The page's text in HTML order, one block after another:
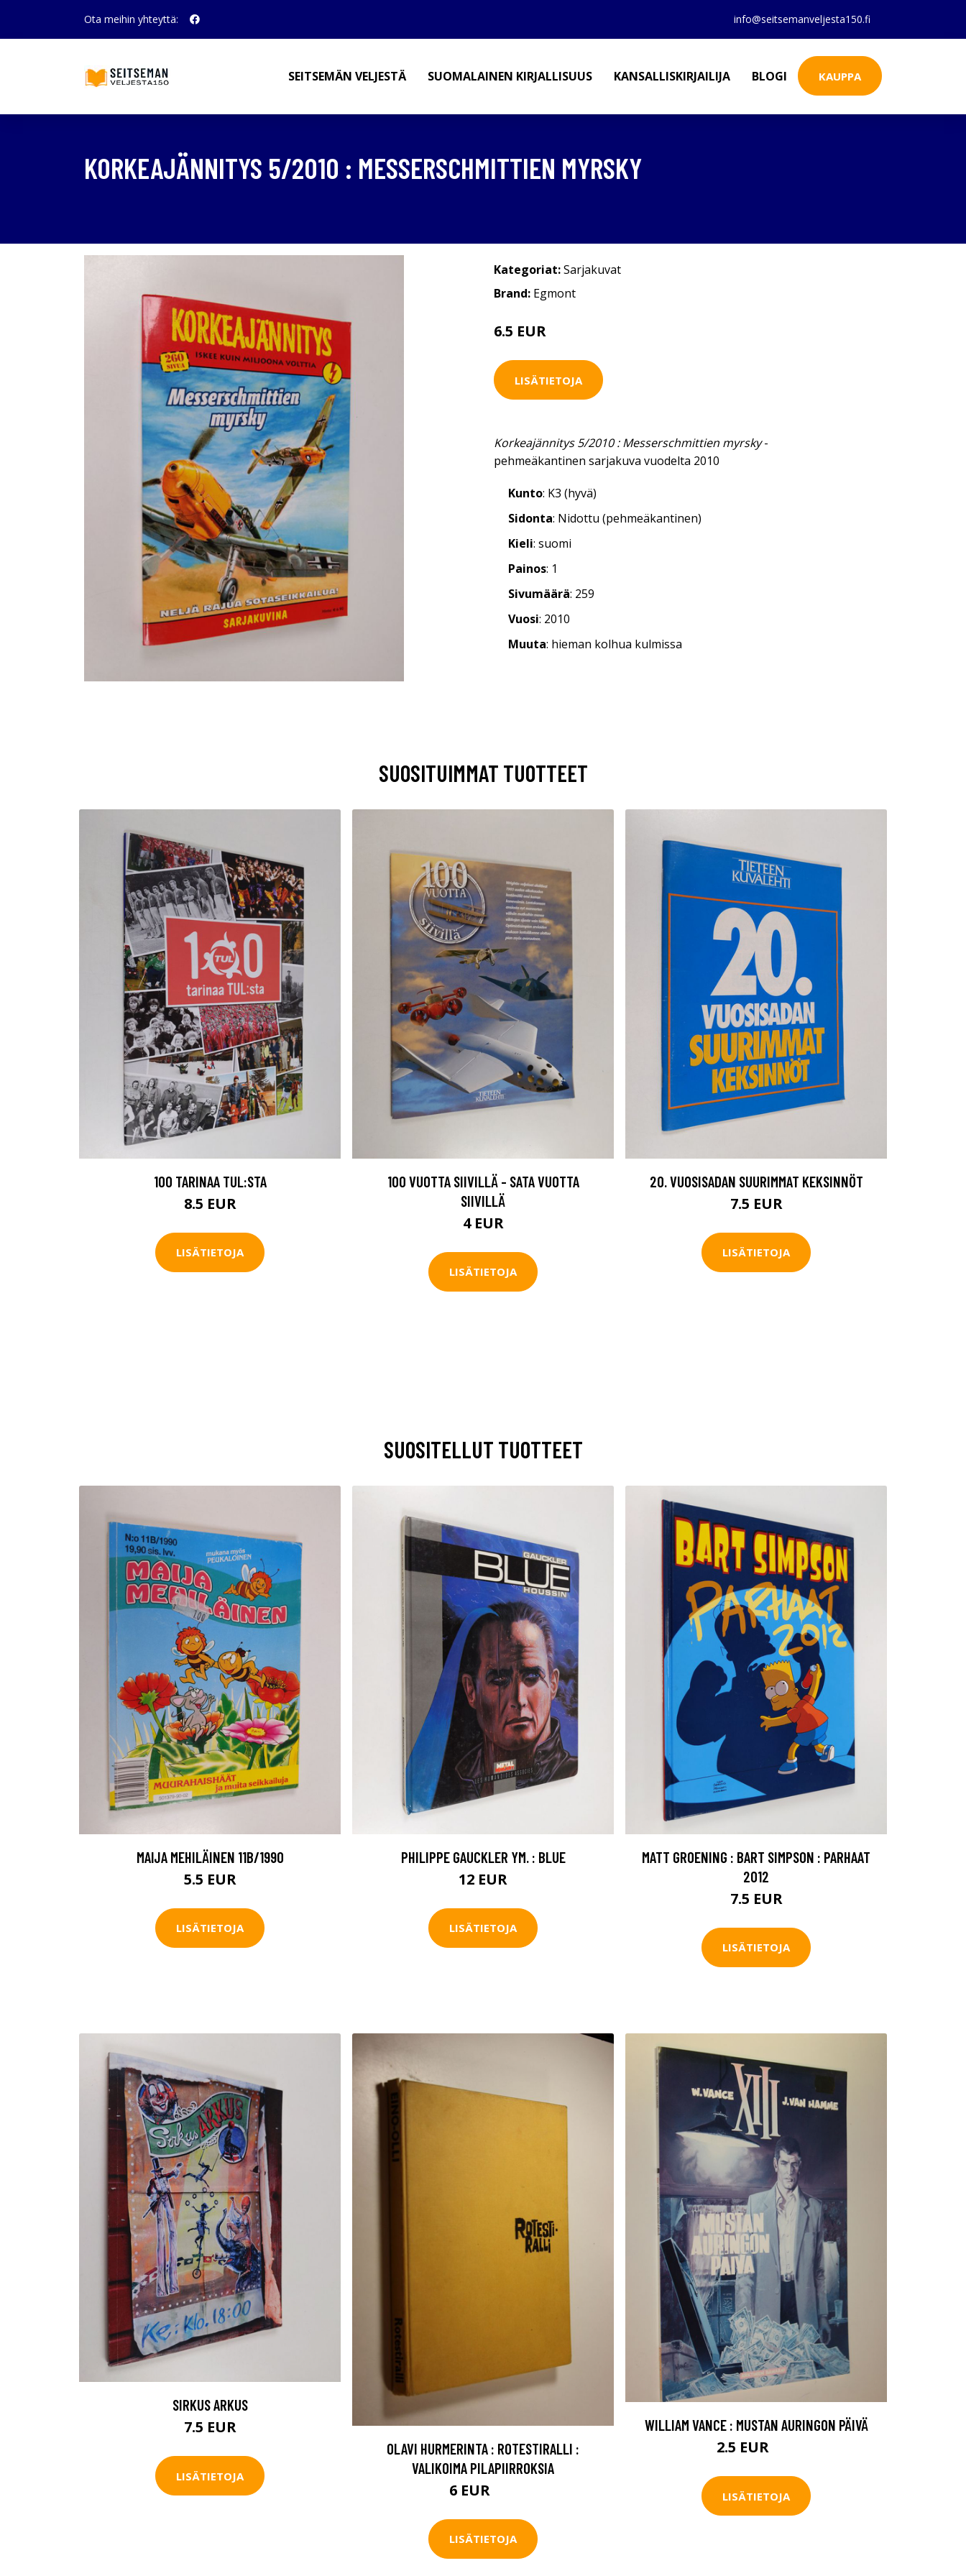
Ota meihin yhteyttä: info@seitsemanveljesta150.fi
SEITSEMÄN VELJESTÄ SUOMALAINEN KIRJALLISUUS KANSALLISKIRJAILIJA BLOGI KAUPPA
KORKEAJÄNNITYS 5/2010 : MESSERSCHMITTIEN MYRSKY
Kategoriat:Sarjakuvat
Brand: Egmont
6.5 EUR
LISÄTIETOJA
Korkeajännitys 5/2010 : Messerschmittien myrsky-
pehmeäkantinen sarjakuva vuodelta 2010
Kunto: K3 (hyvä)
Sidonta: Nidottu (pehmeäkantinen)
Kieli: suomi
Painos: 1
Sivumäärä: 259
Vuosi: 2010
Muuta: hieman kolhua kulmissa
SUOSITUIMMAT TUOTTEET
100 TARINAA TUL:STA
8.5 EUR
LISÄTIETOJA
100 VUOTTA SIIVILLÄ - SATA VUOTTA
SIIVILLÄ
4 EUR
LISÄTIETOJA
20. VUOSISADAN SUURIMMAT KEKSINNÖT
7.5 EUR
LISÄTIETOJA
SUOSITELLUT TUOTTEET
MAIJA MEHILÄINEN 11B/1990
5.5 EUR
LISÄTIETOJA
PHILIPPE GAUCKLER YM. : BLUE
12 EUR
LISÄTIETOJA
MATT GROENING : BART SIMPSON : PARHAAT
2012
7.5 EUR
LISÄTIETOJA
SIRKUS ARKUS
7.5 EUR
LISÄTIETOJA
OLAVI HURMERINTA : ROTESTIRALLI :
VALIKOIMA PILAPIIRROKSIA
6 EUR
LISÄTIETOJA
WILLIAM VANCE : MUSTAN AURINGON PÄIVÄ
2.5 EUR
LISÄTIETOJA